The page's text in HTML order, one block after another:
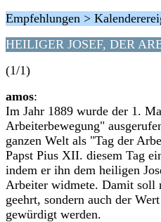
Empfehlungen >
HEILIGER JOSEF, DER
(1/1)
amos:
Im Jahr 1889 wurde der 1.
Arbeiterbewegung"
ganzen Welt als "Tag der
Papst Pius XII. diesem Tag
indem er ihn dem heiligen
Arbeiter widmete. Damit soll
geehrt, sondern auch der
gewürdigt werden.